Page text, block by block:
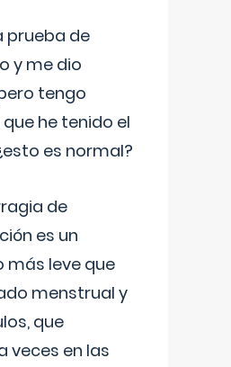
prueba de
y me dio
tengo
he tenido el
es normal?
de
es un
más leve que
menstrual y
que
veces en las